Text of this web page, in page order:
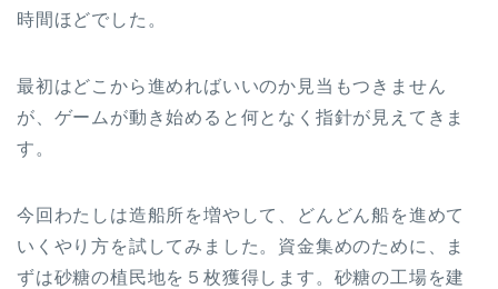
時間ほどでした。
最初はどこから進めればいいのか見当もつきません
が、ゲームが動き始めると何となく指針が見えてきま
す。
今回わたしは造船所を増やして、どんどん船を進めて
いくやり方を試してみました。資金集めのために、ま
ずは砂糖の植民地を５枚獲得します。砂糖の工場を建